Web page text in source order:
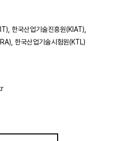
한국산업기술진흥원(KIAT),
한국산업기술시험원(KTL)